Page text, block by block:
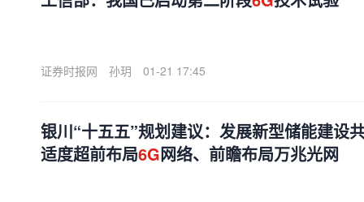
证券时报网 孙玥 01-21 17:45
银川“十五五”规划建议：发展新型储能建设
适度超前布局6G网络、前瞻布局万兆光网